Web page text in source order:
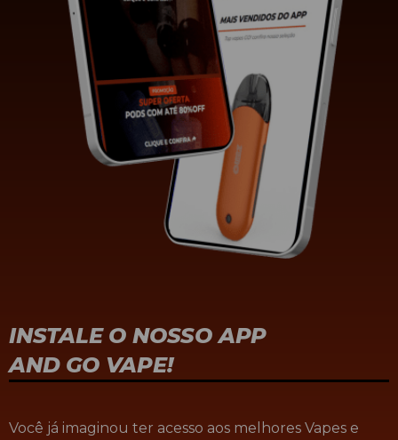
INSTALE O NOSSO APP
AND GO VAPE!
Você já imaginou ter acesso aos melhores Vapes e